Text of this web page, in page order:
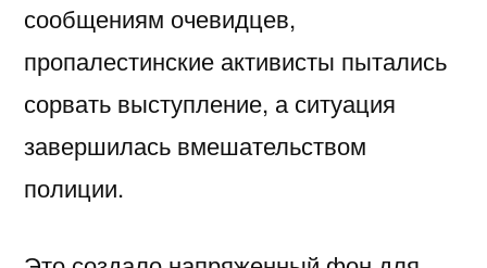
сообщениям очевидцев,
пропалестинские активисты пытались
сорвать выступление, а ситуация
завершилась вмешательством
полиции.